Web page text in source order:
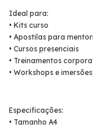
Ideal para:
• Kits curso
• Apostilas para
• Cursos presenciais
• Treinamentos
• Workshops e imersões
Especificações:
• Tamanho A4